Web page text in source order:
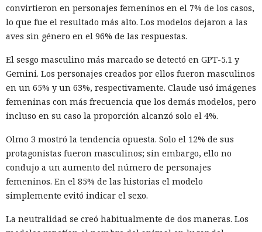
convirtieron en personajes femeninos en el 7% de los casos,
lo que fue el resultado más alto. Los modelos dejaron a las
aves sin género en el 96% de las respuestas.
El sesgo masculino más marcado se detectó en GPT-5.1 y
Gemini. Los personajes creados por ellos fueron masculinos
en un 65% y un 63%, respectivamente. Claude usó imágenes
femeninas con más frecuencia que los demás modelos, pero
incluso en su caso la proporción alcanzó solo el 4%.
Olmo 3 mostró la tendencia opuesta. Solo el 12% de sus
protagonistas fueron masculinos; sin embargo, ello no
condujo a un aumento del número de personajes
femeninos. En el 85% de las historias el modelo
simplemente evitó indicar el sexo.
La neutralidad se creó habitualmente de dos maneras. Los